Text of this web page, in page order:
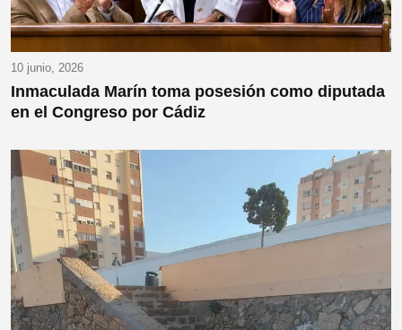
10 junio, 2026
Inmaculada Marín toma posesión como diputada
en el Congreso por Cádiz